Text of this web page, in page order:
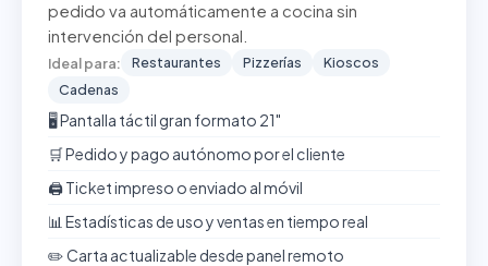
pedido va automáticamente a cocina sin
intervención del personal.
Ideal para: Restaurantes Pizzerías
Kioscos
Cadenas
🖥️ Pantalla táctil gran formato 21"
🛒 Pedido y pago autónomo por el cliente
🖨️ Ticket impreso o enviado al móvil
📊 Estadísticas de uso y ventas en tiempo real
✏️ Carta actualizable desde panel remoto